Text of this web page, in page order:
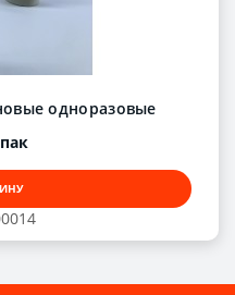
одноразовые